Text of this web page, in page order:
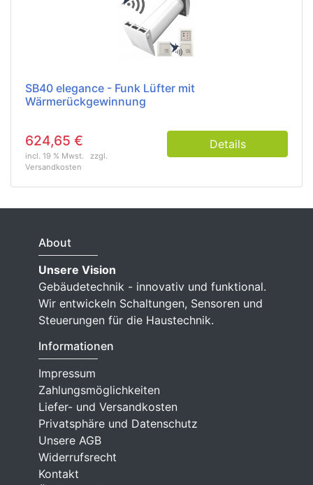
SB40 elegance - Funk Lüfter mit
Wärmerückgewinnung
624,65 €
incl. 19 % Mwst. zzgl.
Versandkosten
Details
About
Unsere Vision
Gebäudetechnik - innovativ und funktional.
Wir entwickeln Schaltungen, Sensoren und
Steuerungen für die Haustechnik.
Informationen
Impressum
Zahlungsmöglichkeiten
Liefer- und Versandkosten
Privatsphäre und Datenschutz
Unsere AGB
Widerrufsrecht
Kontakt